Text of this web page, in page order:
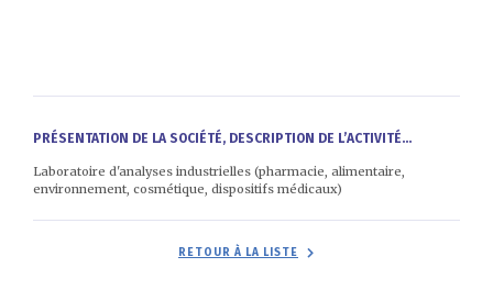
PRÉSENTATION DE LA SOCIÉTÉ, DESCRIPTION DE L’ACTIVITÉ...
Laboratoire d'analyses industrielles (pharmacie, alimentaire,
environnement, cosmétique, dispositifs médicaux)
RETOUR À LA LISTE